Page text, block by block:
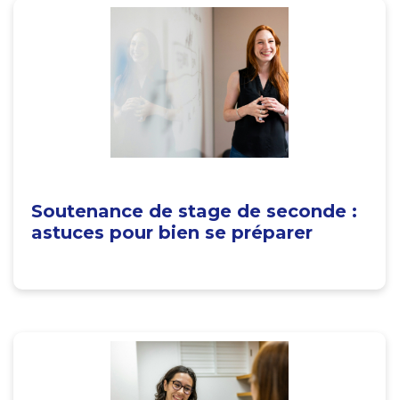
Soutenance de stage de seconde :
astuces pour bien se préparer